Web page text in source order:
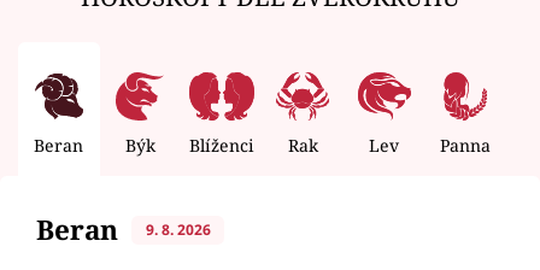
Beran Býk Blíženci Rak Lev Panna
Beran 9. 8. 2026